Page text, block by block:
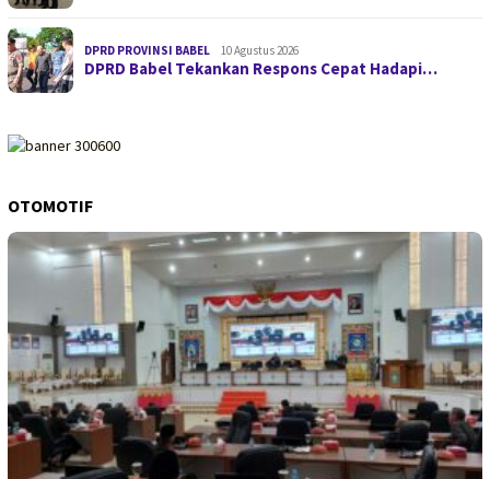
DPRD PROVINSI BABEL 10 Agustus 2026
DPRD Babel Tekankan Respons Cepat Hadapi…
OTOMOTIF